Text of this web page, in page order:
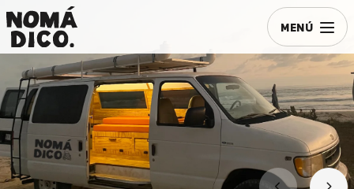
MENÚ